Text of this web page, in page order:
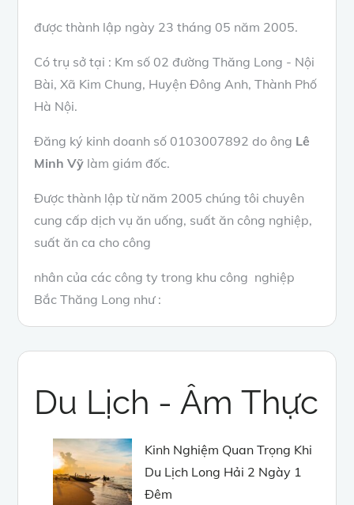
được thành lập ngày 23 tháng 05 năm 2005.
Có trụ sở tại : Km số 02 đường Thăng Long - Nội
Bài, Xã Kim Chung, Huyện Đông Anh, Thành Phố
Hà Nội.
Đăng ký kinh doanh số 0103007892 do ông Lê
Minh Vỹ làm giám đốc.
Được thành lập từ năm 2005 chúng tôi chuyên
cung cấp dịch vụ ăn uống, suất ăn công nghiệp,
suất ăn ca cho công
nhân của các công ty trong khu công nghiệp
Bắc Thăng Long như :
Du Lịch - Âm Thực
Kinh Nghiệm Quan Trọng Khi
Du Lịch Long Hải 2 Ngày 1
Đêm